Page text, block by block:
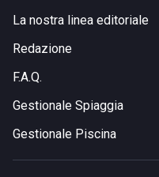
La nostra linea editoriale
Redazione
F.A.Q.
Gestionale Spiaggia
Gestionale Piscina